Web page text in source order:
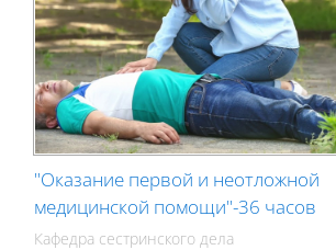
"Оказание первой и неотложной
медицинской помощи"-36 часов
Кафедра сестринского дела